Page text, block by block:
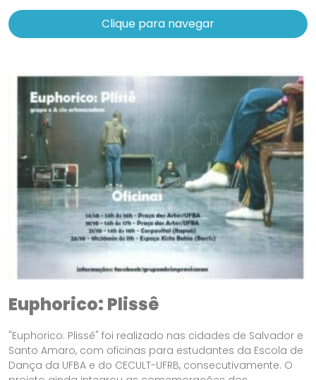
Clique para navegar
Euphorico: Plissê
"Euphorico: Plissê" foi realizado nas cidades de Salvador e
Santo Amaro, com oficinas para estudantes da Escola de
Dança da UFBA e do CECULT-UFRB, consecutivamente. O